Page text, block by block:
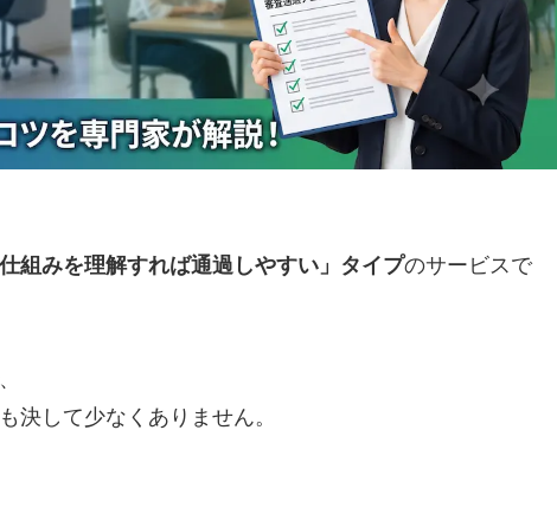
組みを理解すれば通過しやすい」タイプのサービスで
決して少なくありません。